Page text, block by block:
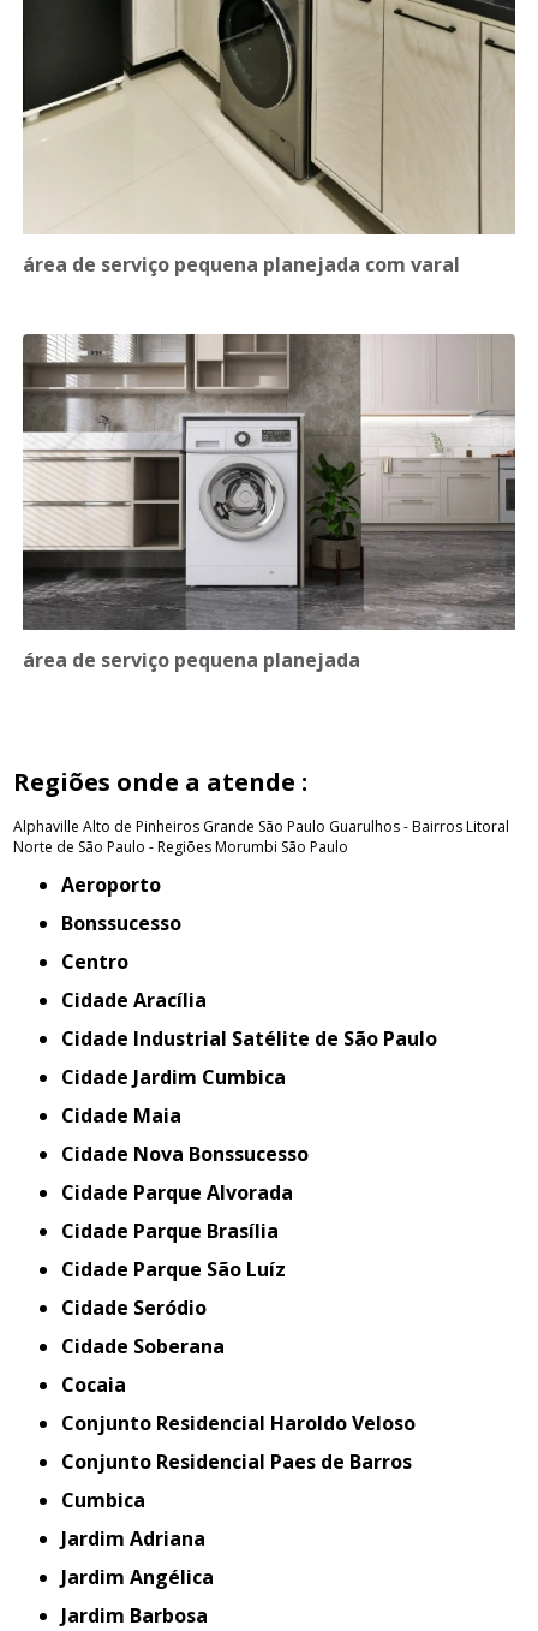
área de serviço pequena planejada com varal
área de serviço pequena planejada
Regiões onde a atende :
Alphaville Alto de Pinheiros Grande São Paulo Guarulhos - BairrosLitoral
Norte de São Paulo - RegiõesMorumbi São Paulo
Aeroporto
Bonssucesso
Centro
Cidade Aracília
Cidade Industrial Satélite de São Paulo
Cidade Jardim Cumbica
Cidade Maia
Cidade Nova Bonssucesso
Cidade Parque Alvorada
Cidade Parque Brasília
Cidade Parque São Luíz
Cidade Seródio
Cidade Soberana
Cocaia
Conjunto Residencial Haroldo Veloso
Conjunto Residencial Paes de Barros
Cumbica
Jardim Adriana
Jardim Angélica
Jardim Barbosa